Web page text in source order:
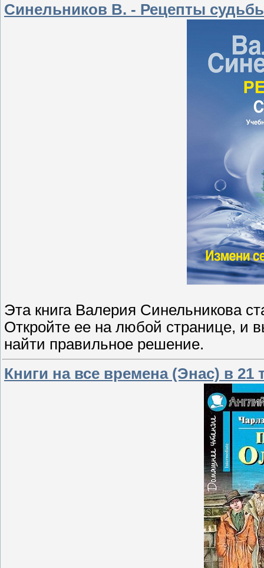
Синельников В. - Рецепты
Эта книга Валерия Синельникова
Откройте ее на любой странице, и
найти правильное решение.
Книги на все времена (Энас) в 21